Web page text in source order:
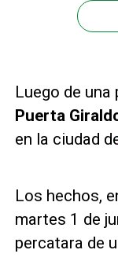
Luego de
Puerta
en la ciudad
Los hechos,
martes 1 de
percatara de